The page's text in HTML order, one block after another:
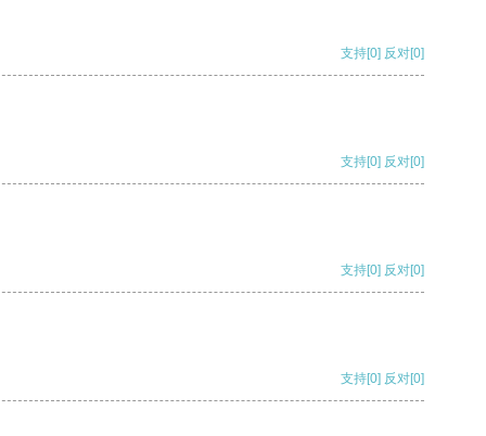
支持[0] 反对[0]
支持[0] 反对[0]
支持[0] 反对[0]
支持[0] 反对[0]